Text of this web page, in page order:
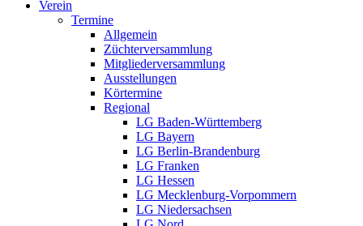
Verein
Termine
Allgemein
Züchterversammlung
Mitgliederversammlung
Ausstellungen
Körtermine
Regional
LG Baden-Württemberg
LG Bayern
LG Berlin-Brandenburg
LG Franken
LG Hessen
LG Mecklenburg-Vorpommern
LG Niedersachsen